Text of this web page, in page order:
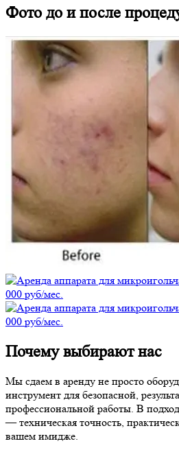
Фото до и после
Почему выбирают нас
Мы сдаем в аренду не просто
инструмент для безопасной,
профессиональной работы. В
— техническая точность,
вашем имидже.